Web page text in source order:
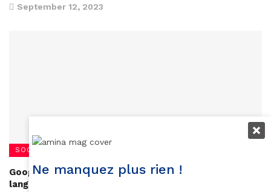
September 12, 2023
SOCIÉTÉ
Google développe des écouteurs qui traduisent 40
langues en temps réel
Ne manquez plus rien !